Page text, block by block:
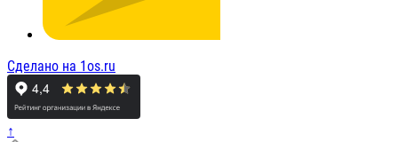
Сделано на 1os.ru
↑